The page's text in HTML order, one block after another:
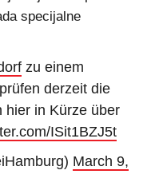
specijalne
zu einem
derzeit die
hier in Kürze über
ISit1BZJ5t
March 9,